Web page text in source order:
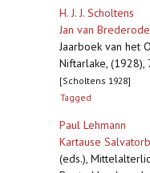
H. J. J. Scholtens
Jan van
Jaarboek van het
Niftarlake, (1928),
[Scholtens 1928]
Tagged
Paul Lehmann
Kartause
(eds.),